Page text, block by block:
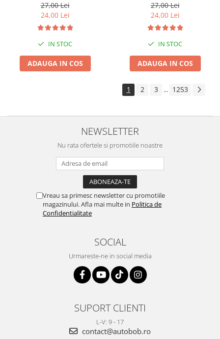
27,00 Lei
24,00 Lei
IN STOC
ADAUGA IN COS
27,00 Lei
24,00 Lei
IN STOC
ADAUGA IN COS
1 2 3 ... 1253
NEWSLETTER
Nu rata ofertele si promotiile noastre
Vreau sa primesc newsletter cu promotiile
magazinului. Afla mai multe in Politica de
Confidentialitate
SOCIAL
Urmareste-ne in social media
SUPORT CLIENTI
L-V: 9 - 17
contact@autobob.ro